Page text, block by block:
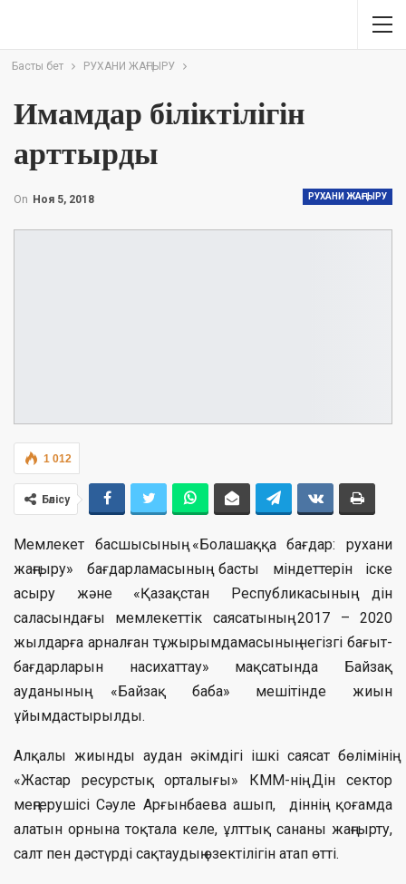
Басты бет РУХАНИ ЖАҢҒЫРУ
Имамдар біліктілігін
арттырды
РУХАНИ ЖАҢҒЫРУ
On Ноя 5, 2018
1 012
Бөлісу
Мемлекет басшысының «Болашаққа бағдар: рухани
жаңғыру» бағдарламасының басты міндеттерін іске
асыру және «Қазақстан Республикасының дін
саласындағы мемлекеттік саясатының 2017 – 2020
жылдарға арналған тұжырымдамасының негізгі бағыт-
бағдарларын насихаттау» мақсатында Байзақ
ауданының «Байзақ баба» мешітінде жиын
ұйымдастырылды.
Алқалы жиынды аудан әкімдігі ішкі саясат бөлімінің
«Жастар ресурстық орталығы» КММ-нің Дін сектор
меңгерушісі Сәуле Арғынбаева ашып, діннің қоғамда
алатын орнына тоқтала келе, ұлттық сананы жаңғырту,
салт пен дәстүрді сақтаудың өзектілігін атап өтті.